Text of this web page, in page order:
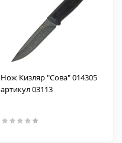
Нож Кизляр "Сова" 014305
артикул 03113